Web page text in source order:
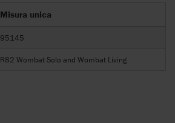
Misura unica
95145
R82 Wombat Solo and Wombat Living